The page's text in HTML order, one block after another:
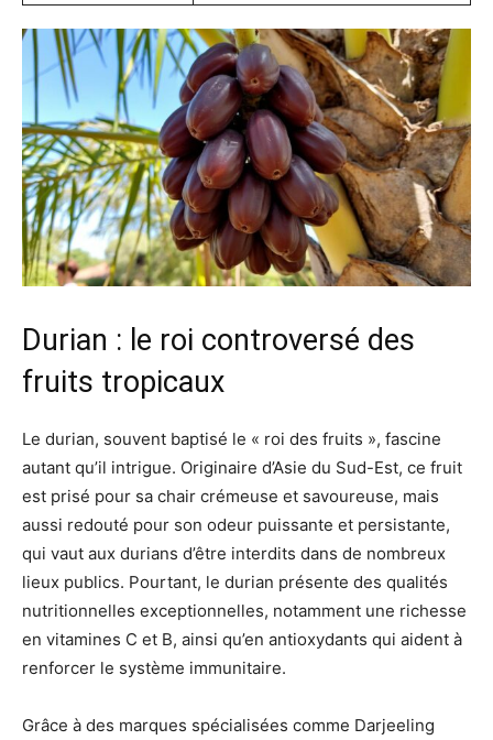
Durian : le roi controversé des
fruits tropicaux
Le durian, souvent baptisé le « roi des fruits », fascine
autant qu’il intrigue. Originaire d’Asie du Sud-Est, ce fruit
est prisé pour sa chair crémeuse et savoureuse, mais
aussi redouté pour son odeur puissante et persistante,
qui vaut aux durians d’être interdits dans de nombreux
lieux publics. Pourtant, le durian présente des qualités
nutritionnelles exceptionnelles, notamment une richesse
en vitamines C et B, ainsi qu’en antioxydants qui aident à
renforcer le système immunitaire.
Grâce à des marques spécialisées comme Darjeeling